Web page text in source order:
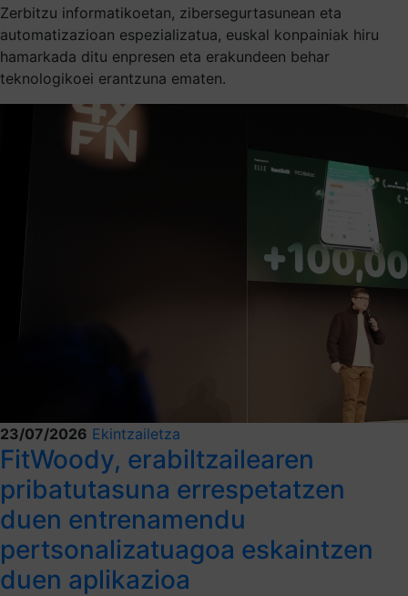
Zerbitzu informatikoetan, zibersegurtasunean eta
automatizazioan espezializatua, euskal konpainiak hiru
hamarkada ditu enpresen eta erakundeen behar
teknologikoei erantzuna ematen.
23/07/2026 Ekintzailetza
FitWoody, erabiltzailearen
pribatutasuna errespetatzen
duen entrenamendu
pertsonalizatuagoa eskaintzen
duen aplikazioa